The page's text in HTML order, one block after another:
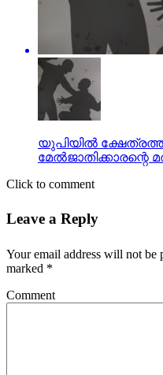
യുപിയില്‍
മേല്‍ജാതിക്കാരന്റെ
Click to comment
Leave a Reply
Your email address will not be
marked *
Comment